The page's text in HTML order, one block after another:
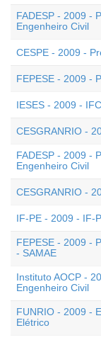
FADESP - 2009 -
Engenheiro Civil
CESPE - 2009 -
FEPESE - 2009 -
IESES - 2009 -
CESGRANRIO -
FADESP - 2009 -
Engenheiro Civil
CESGRANRIO -
IF-PE - 2009 - IF-
FEPESE - 2009 -
- SAMAE
Instituto AOCP -
Engenheiro Civil
FUNRIO - 2009 -
Elétrico